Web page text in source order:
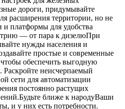
дороги, придумывайте
расширения территории, но не
и платформы для удобства
— от пара к дизелюПри
нужды населения и
простые и современные
обеспечить выгодную
Раскройте неисчерпаемый
сети для автоматизации
постоянно растущих
ближе к народуВаши
и у них есть потребности.